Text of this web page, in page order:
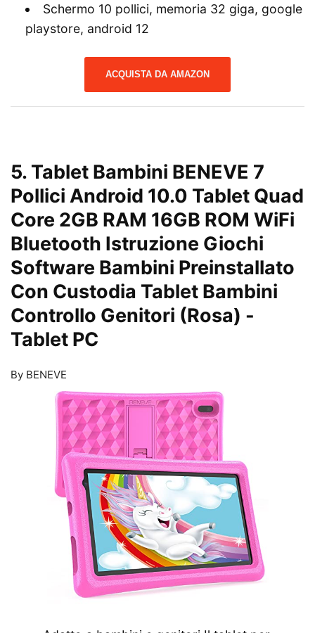
Schermo 10 pollici, memoria 32 giga, google
playstore, android 12
ACQUISTA DA AMAZON
5. Tablet Bambini BENEVE 7
Pollici Android 10.0 Tablet Quad
Core 2GB RAM 16GB ROM WiFi
Bluetooth Istruzione Giochi
Software Bambini Preinstallato
Con Custodia Tablet Bambini
Controllo Genitori (Rosa) -
Tablet PC
By BENEVE